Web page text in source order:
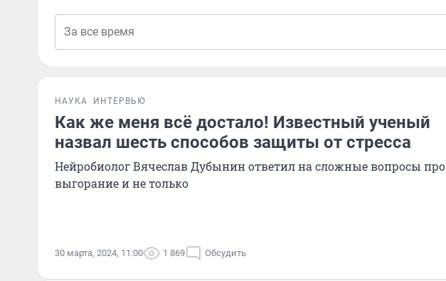
НАУКА ИНТЕРВЬЮ
Как же меня всё достало! Известный ученый
назвал шесть способов защиты от стресса
Нейробиолог Вячеслав Дубынин ответил на сложные вопросы про
выгорание и не только
30 марта, 2024, 11:00 1 869 Обсудить